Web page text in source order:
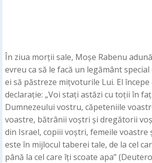
În ziua morții sale, Moșe Rabenu
evreu ca să le facă un legământ special
ei să păstreze mițvoturile Lui. El
declarație: „Voi stați astăzi cu toții în
Dumnezeului vostru, căpeteniile
voastre, bătrânii voștri și dregătorii
din Israel, copiii voștri, femeile voastre
este în mijlocul taberei tale, de la cel
până la cel care îți scoate apa”